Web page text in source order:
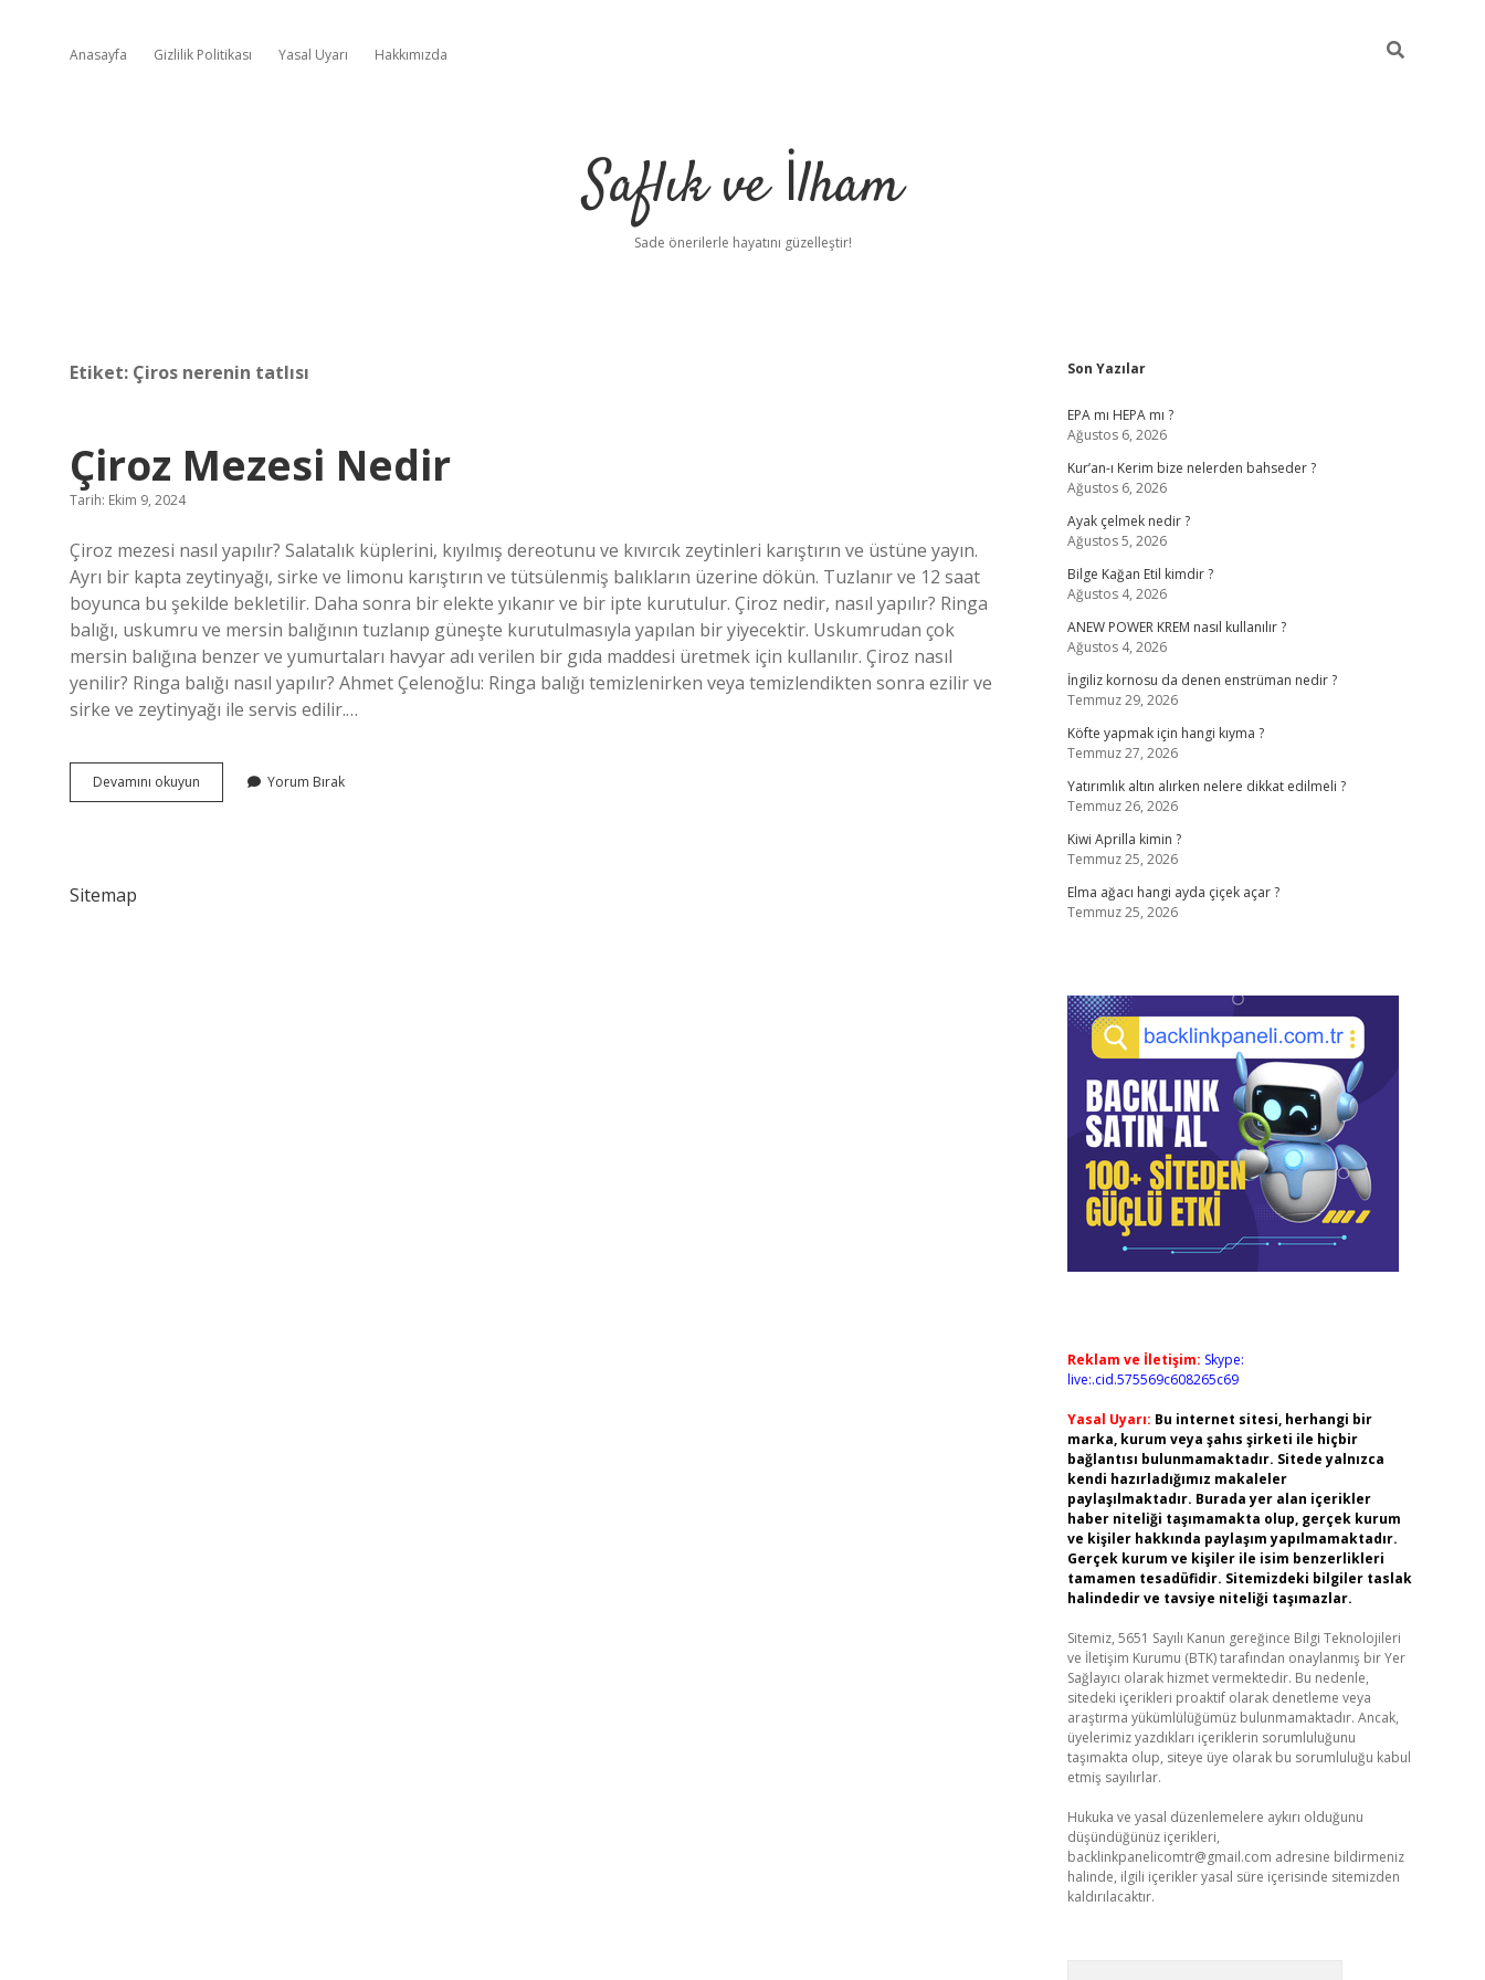
Anasayfa Gizlilik Politikası Yasal Uyarı Hakkımızda
Saflık ve İlham
Sade önerilerle hayatını güzelleştir!
Etiket: Çiros nerenin tatlısı
Çiroz Mezesi Nedir
Tarih: Ekim 9, 2024
Çiroz mezesi nasıl yapılır? Salatalık küplerini, kıyılmış dereotunu ve kıvırcık zeytinleri karıştırın ve üstüne yayın.
Ayrı bir kapta zeytinyağı, sirke ve limonu karıştırın ve tütsülenmiş balıkların üzerine dökün. Tuzlanır ve 12 saat
boyunca bu şekilde bekletilir. Daha sonra bir elekte yıkanır ve bir ipte kurutulur. Çiroz nedir, nasıl yapılır? Ringa
balığı, uskumru ve mersin balığının tuzlanıp güneşte kurutulmasıyla yapılan bir yiyecektir. Uskumrudan çok
mersin balığına benzer ve yumurtaları havyar adı verilen bir gıda maddesi üretmek için kullanılır. Çiroz nasıl
yenilir? Ringa balığı nasıl yapılır? Ahmet Çelenoğlu: Ringa balığı temizlenirken veya temizlendikten sonra ezilir ve
sirke ve zeytinyağı ile servis edilir.…
Devamını okuyun
Mezesi
Yorum Bırak
Sitemap
Sidebar
Son Yazılar
EPA mı HEPA mı ?
Ağustos 6, 2026
Kur’an-ı Kerim bize nelerden bahseder ?
Ağustos 6, 2026
Ayak çelmek nedir ?
Ağustos 5, 2026
Bilge Kağan Etil kimdir ?
Ağustos 4, 2026
ANEW POWER KREM nasıl kullanılır ?
Ağustos 4, 2026
İngiliz kornosu da denen enstrüman nedir ?
Temmuz 29, 2026
Köfte yapmak için hangi kıyma ?
Temmuz 27, 2026
Yatırımlık altın alırken nelere dikkat edilmeli ?
Temmuz 26, 2026
Kiwi Aprilla kimin ?
Temmuz 25, 2026
Elma ağacı hangi ayda çiçek açar ?
Temmuz 25, 2026
Reklam ve İletişim: Skype:
live:.cid.575569c608265c69
Yasal Uyarı: Bu internet sitesi, herhangi bir
marka, kurum veya şahıs şirketi ile hiçbir
bağlantısı bulunmamaktadır. Sitede yalnızca
kendi hazırladığımız makaleler
paylaşılmaktadır. Burada yer alan içerikler
haber niteliği taşımamakta olup, gerçek kurum
ve kişiler hakkında paylaşım yapılmamaktadır.
Gerçek kurum ve kişiler ile isim benzerlikleri
tamamen tesadüfidir. Sitemizdeki bilgiler taslak
halindedir ve tavsiye niteliği taşımazlar.
Sitemiz, 5651 Sayılı Kanun gereğince Bilgi Teknolojileri
ve İletişim Kurumu (BTK) tarafından onaylanmış bir Yer
Sağlayıcı olarak hizmet vermektedir. Bu nedenle,
sitedeki içerikleri proaktif olarak denetleme veya
araştırma yükümlülüğümüz bulunmamaktadır. Ancak,
üyelerimiz yazdıkları içeriklerin sorumluluğunu
taşımakta olup, siteye üye olarak bu sorumluluğu kabul
etmiş sayılırlar.
Hukuka ve yasal düzenlemelere aykırı olduğunu
düşündüğünüz içerikleri,
backlinkpanelicomtr@gmail.com adresine bildirmeniz
halinde, ilgili içerikler yasal süre içerisinde sitemizden
kaldırılacaktır.